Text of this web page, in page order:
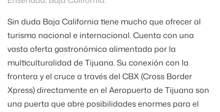
Sin duda Baja California tiene mucho que ofrecer al
turismo nacional e internacional. Cuenta con una
vasta oferta gastronómica alimentada por la
multiculturalidad de Tijuana. Su conexión con la
frontera y el cruce a través del CBX (Cross Border
Xpress) directamente en el Aeropuerto de Tijuana son
una puerta que abre posibilidades enormes para el